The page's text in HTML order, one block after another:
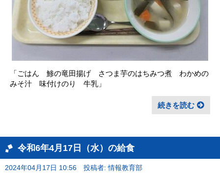
「ごはん 鯵の竜田揚げ さつま芋のはちみつ煮 わかめの
みそ汁 味付けのり 牛乳」
続きを読む
令和6年4月17日（水）の給食
2024年04月17日 10:56 投稿者: 情報教育部